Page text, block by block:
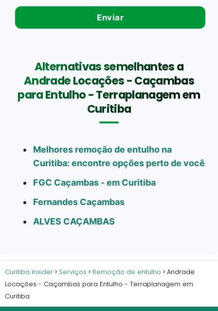
Alternativas semelhantes a
Andrade Locações - Caçambas
para Entulho - Terraplanagem em
Curitiba
Melhores remoção de entulho na
Curitiba: encontre opções perto de você
FGC Caçambas - em Curitiba
Fernandes Caçambas
ALVES CAÇAMBAS
Curitiba Insider Serviços Remoção de entulho
Andrade
Locações - Caçambas para Entulho - Terraplanagem em
Curitiba